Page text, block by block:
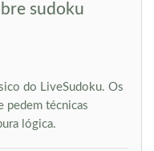
sudoku
do LiveSudoku. Os
pedem técnicas
lógica.